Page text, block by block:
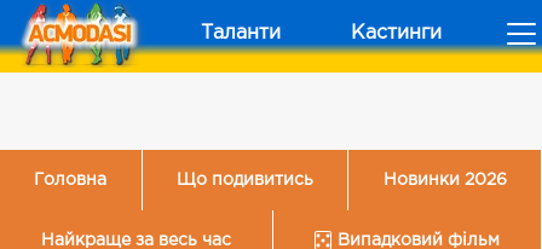
Таланти Кастинги
Головна Що подивитись Новинки 2026
Найкраще за весь час Випадковий фільм